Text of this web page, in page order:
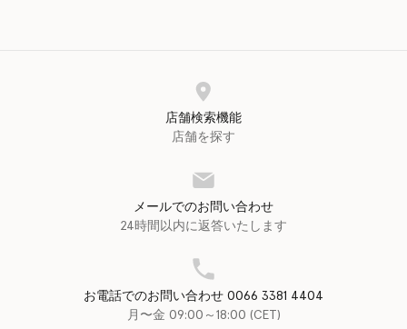
店舗検索機能
店舗を探す
メールでのお問い合わせ
24時間以内に返答いたします
お電話でのお問い合わせ 0066 3381 4404
月〜金 09:00～18:00 (CET)